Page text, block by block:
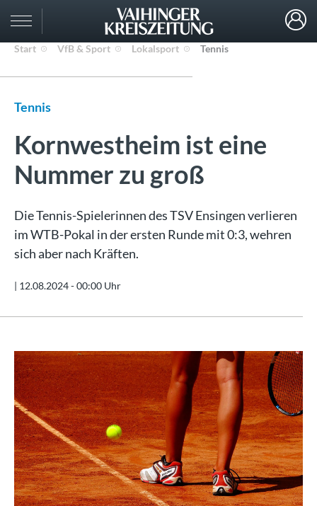
Start VfB & Sport Lokalsport Tennis
Tennis
Kornwestheim ist eine
Nummer zu groß
Die Tennis-Spielerinnen des TSV Ensingen verlieren
im WTB-Pokal in der ersten Runde mit 0:3, wehren
sich aber nach Kräften.
| 12.08.2024 - 00:00 Uhr